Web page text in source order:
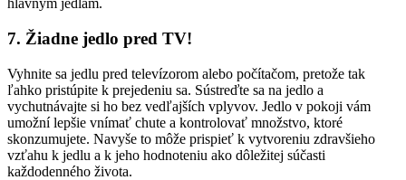
hlavným jedlám.
7. Žiadne jedlo pred TV!
Vyhnite sa jedlu pred televízorom alebo počítačom, pretože tak
ľahko pristúpite k prejedeniu sa. Sústreďte sa na jedlo a
vychutnávajte si ho bez vedľajších vplyvov. Jedlo v pokoji vám
umožní lepšie vnímať chute a kontrolovať množstvo, ktoré
skonzumujete. Navyše to môže prispieť k vytvoreniu zdravšieho
vzťahu k jedlu a k jeho hodnoteniu ako dôležitej súčasti
každodenného života.